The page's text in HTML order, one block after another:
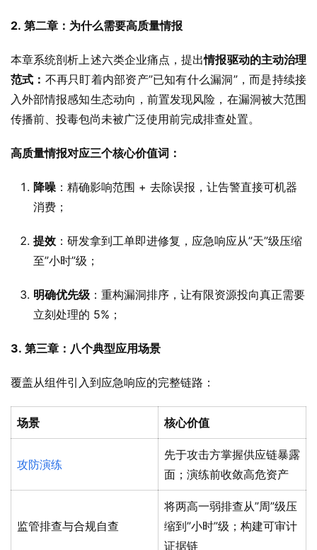
2. 第二章： 为什么需要高质量情报
本章系统剖析上述六类企业痛点，提出情报驱动的主动治理
范式： 不再只盯着内部资产”已知有什么漏洞”，而是持续接
入外部情报感知生态动向，前置发现风险，在漏洞被大范围
传播前、投毒包尚未被广泛使用前完成排查处置。
高质量情报对应三个核心价值词：
降噪 ：精确影响范围 + 去除误报，让告警直接可机器
消费；
提效 ：研发拿到工单即进修复，应急响应从”天”级压缩
至”小时”级；
明确优先级 ：重构漏洞排序，让有限资源投向真正需要
立刻处理的 5%；
3. 第三章： 八个典型应用场景
覆盖从组件引入到应急响应的完整链路：
场景 核心价值
攻防演练
先于攻击方掌握供应链暴露
面；演练前收敛高危资产
监管排查与合规自查
将两高一弱排查从”周”级压
缩到”小时”级；构建可审计
证据链